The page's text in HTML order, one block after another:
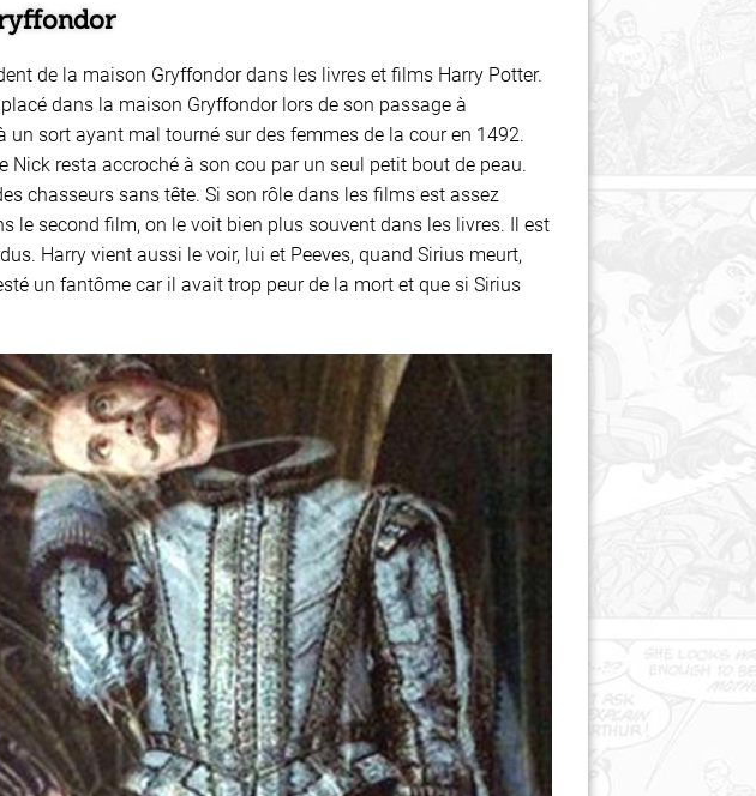
de la maison Gryffondor dans les livres et films Harry Potter.
dans la maison Gryffondor lors de son passage à
sort ayant mal tourné sur des femmes de la cour en 1492.
resta accroché à son cou par un seul petit bout de peau.
chasseurs sans tête. Si son rôle dans les films est assez
le second film, on le voit bien plus souvent dans les livres. Il est
Harry vient aussi le voir, lui et Peeves, quand Sirius meurt,
un fantôme car il avait trop peur de la mort et que si Sirius